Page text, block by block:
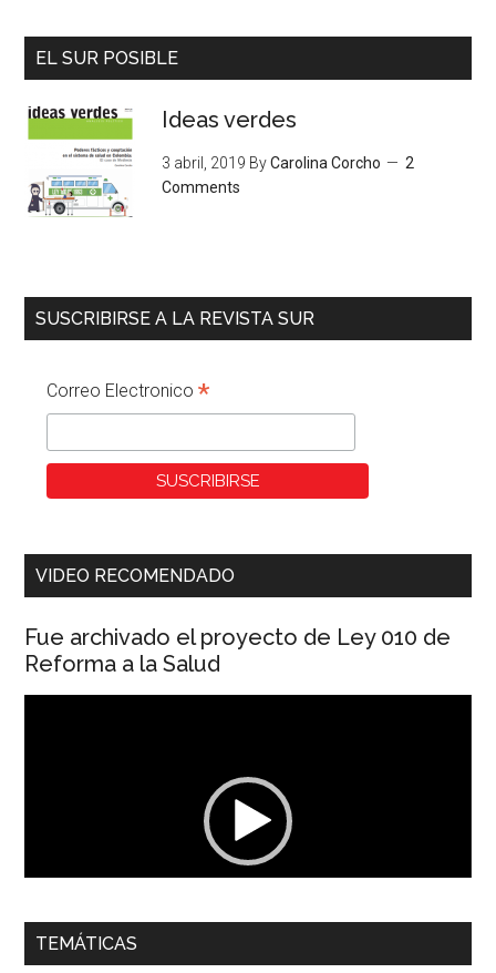
EL SUR POSIBLE
Ideas verdes
3 abril, 2019 ByCarolina Corcho
2
Comments
SUSCRIBIRSE A LA REVISTA SUR
Correo Electronico*
VIDEO RECOMENDADO
Fue archivado el proyecto de Ley 010 de
Reforma a la Salud
00:00 01:04
Dra. Carolina Corcho Mejía,Presidenta Corporación
TEMÁTICAS